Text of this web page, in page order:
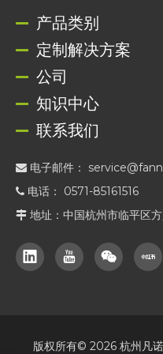
产品类别
定制解决方案
公司
知识中心
联系我们
 电子邮件：
 电话： 0571-85161516
 地址：中国杭州市临平区
版权所有© 2026 杭州凡